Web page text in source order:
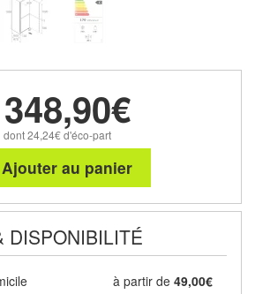
dont 24,24€ d'éco-part
Ajouter au panier
DISPONIBILITÉ
à partir de 49,00€